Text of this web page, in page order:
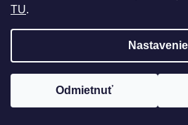
TU.
Nastavenie
Odmietnuť
Double Tecno 3 Push